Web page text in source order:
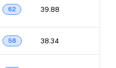
62 39.88
58 38.34